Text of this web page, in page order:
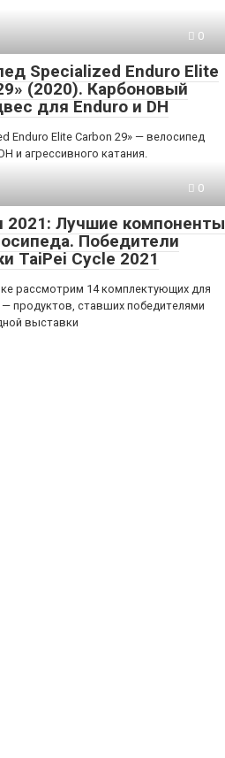
0
Specialized Enduro Elite
(2020). Карбоновый
для Enduro и DH
Enduro Elite Carbon 29» — велосипед
и агрессивного катания.
0
2021: Лучшие компоненты
Победители
TaiPei Cycle 2021
рассмотрим 14 комплектующих для
продуктов, ставших победителями
выставки